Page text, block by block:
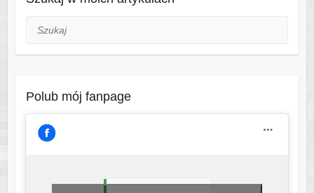
Szukaj
Polub mój fanpage